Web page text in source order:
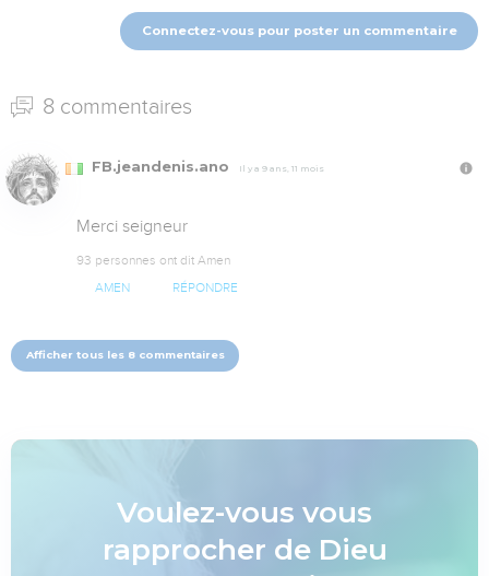
Connectez-vous pour poster un commentaire
8 commentaires
FB.jeandenis.ano Il y a 9 ans, 11 mois
Merci seigneur
93 personnes ont dit Amen
AMEN RÉPONDRE
Afficher tous les 8 commentaires
Voulez-vous vous
rapprocher de Dieu